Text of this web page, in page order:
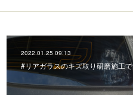
2022.01.25 09:13
#リアガラスのキズ取り研磨施工